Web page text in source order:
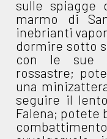
sulle spiagge
marmo di
inebrianti
dormire sotto
con le sue
rossastre;
una
seguire il
Falena; potete